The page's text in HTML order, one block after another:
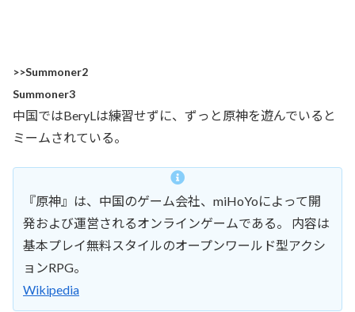
>>Summoner2
Summoner3
中国ではBeryLは練習せずに、ずっと原神を遊んでいると
ミームされている。
『原神』は、中国のゲーム会社、miHoYoによって開
発および運営されるオンラインゲームである。 内容は
基本プレイ無料スタイルのオープンワールド型アクシ
ョンRPG。
Wikipedia